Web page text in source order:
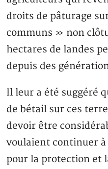
droits de pâturage
communs » non
hectares de landes
depuis des
Il leur a été suggéré
de bétail sur ces
devoir être
voulaient continuer à
pour la protection et